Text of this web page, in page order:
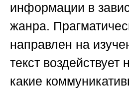
информации в
жанра.
направлен на
текст воздействует
какие